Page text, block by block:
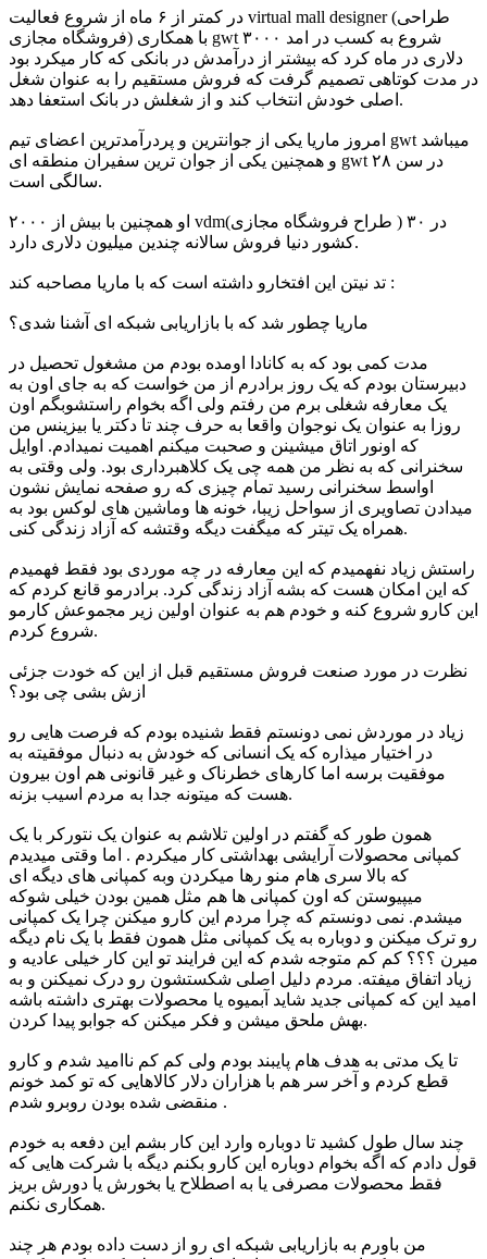
در کمتر از ۶ ماه از شروع فعالیت virtual mall designer (طراحی
فروشگاه مجازی) با همکاری gwt شروع به کسب در امد ۳۰۰۰
دلاری در ماه کرد که بیشتر از درآمدش در بانکی که کار میکرد بود
در مدت کوتاهی تصمیم گرفت که فروش مستقیم را به عنوان شغل
اصلی خودش انتخاب کند و از شغلش در بانک استعفا دهد.
امروز ماریا یکی از جوانترین و پردرآمدترین اعضای تیم gwt میباشد
و همچنین یکی از جوان ترین سفیران منطقه ای gwt در سن ۲۸
سالگی است.
او همچنین با بیش از ۲۰۰۰ vdm(طراح فروشگاه مجازی ) در ۳۰
کشور دنیا فروش سالانه چندین میلیون دلاری دارد.
تد نیتن این افتخارو داشته است که با ماریا مصاحبه کند :
ماریا چطور شد که با بازاریابی شبکه ای آشنا شدی؟
مدت کمی بود که به کانادا اومده بودم من مشغول تحصیل در
دبیرستان بودم که یک روز برادرم از من خواست که به جای اون به
یک معارفه شغلی برم من رفتم ولی اگه بخوام راستشوبگم اون
روزا به عنوان یک نوجوان واقعا به حرف چند تا دکتر یا بیزینس من
که اونور اتاق میشینن و صحبت میکنم اهمیت نمیدادم. اوایل
سخنرانی که به نظر من همه چی یک کلاهبرداری بود. ولی وقتی به
اواسط سخنرانی رسید تمام چیزی که رو صفحه نمایش نشون
میدادن تصاویری از سواحل زیبا، خونه ها وماشین های لوکس بود به
همراه یک تیتر که میگفت دیگه وقتشه که آزاد زندگی کنی.
راستش زیاد نفهمیدم که این معارفه در چه موردی بود فقط فهمیدم
که این امکان هست که بشه آزاد زندگی کرد. برادرمو قانع کردم که
این کارو شروع کنه و خودم هم به عنوان اولین زیر مجموعش کارمو
شروع کردم.
نظرت در مورد صنعت فروش مستقیم قبل از این که خودت جزئی
ازش بشی چی بود؟
زیاد در موردش نمی دونستم فقط شنیده بودم که فرصت هایی رو
در اختیار میذاره که یک انسانی که خودش به دنبال موفقیته به
موفقیت برسه اما کارهای خطرناک و غیر قانونی هم اون بیرون
هست که میتونه جدا به مردم اسیب بزنه.
همون طور که گفتم در اولین تلاشم به عنوان یک نتورکر با یک
کمپانی محصولات آرایشی بهداشتی کار میکردم . اما وقتی میدیدم
که بالا سری هام منو رها میکردن وبه کمپانی های دیگه ای
میپیوستن که اون کمپانی ها هم مثل همین بودن خیلی شوکه
میشدم. نمی دونستم که چرا مردم این کارو میکنن چرا یک کمپانی
رو ترک میکنن و دوباره به یک کمپانی مثل همون فقط با یک نام دیگه
میرن ؟؟؟ کم کم متوجه شدم که این فرایند تو این کار خیلی عادیه و
زیاد اتفاق میفته. مردم دلیل اصلی شکستشون رو درک نمیکنن و به
امید این که کمپانی جدید شاید آبمیوه یا محصولات بهتری داشته باشه
بهش ملحق میشن و فکر میکنن که جوابو پیدا کردن.
تا یک مدتی به هدف هام پایبند بودم ولی کم کم ناامید شدم و کارو
قطع کردم و آخر سر هم با هزاران دلار کالاهایی که تو کمد خونم
منقضی شده بودن روبرو شدم .
چند سال طول کشید تا دوباره وارد این کار بشم این دفعه به خودم
قول دادم که اگه بخوام دوباره این کارو بکنم دیگه با شرکت هایی که
فقط محصولات مصرفی یا به اصطلاح یا بخورش یا دورش بریز
همکاری نکنم.
من باورم به بازاریابی شبکه ای رو از دست داده بودم هر چند